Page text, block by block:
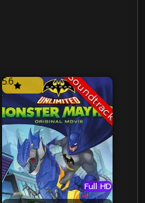
Soundtrack
Full HD
5.6